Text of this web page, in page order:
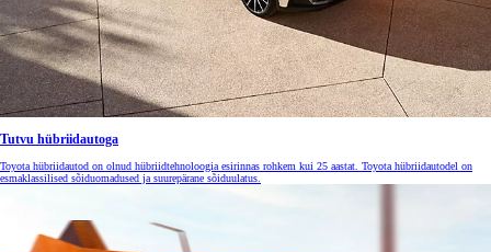
Tutvu hübriidautoga
Toyota hübriidautod on olnud hübriidtehnoloogia esirinnas rohkem kui 25 aastat. Toyota hübriidautodel on
esmaklassilised sõiduomadused ja suurepärane sõiduulatus.